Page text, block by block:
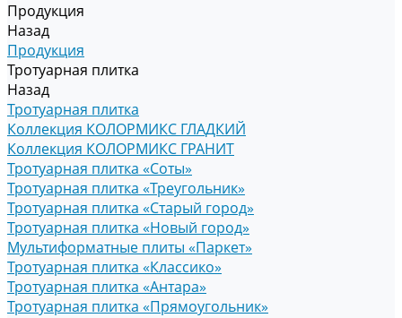
Продукция
Назад
Продукция
Тротуарная плитка
Назад
Тротуарная плитка
Коллекция КОЛОРМИКС ГЛАДКИЙ
Коллекция КОЛОРМИКС ГРАНИТ
Тротуарная плитка «Соты»
Тротуарная плитка «Треугольник»
Тротуарная плитка «Старый город»
Тротуарная плитка «Новый город»
Мультиформатные плиты «Паркет»
Тротуарная плитка «Классико»
Тротуарная плитка «Антара»
Тротуарная плитка «Прямоугольник»